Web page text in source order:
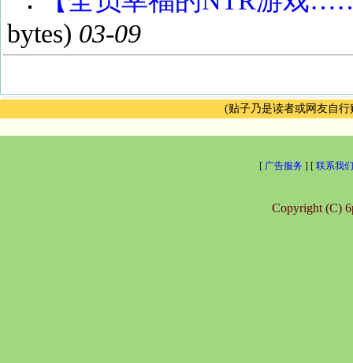
bytes) 03-09
(贴子乃是读者或网友自
[ 广告服务 ] [ 联系我
Copyright (C)